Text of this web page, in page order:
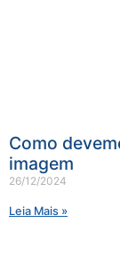
Como
imagem
26/12/2024
Leia Mais »